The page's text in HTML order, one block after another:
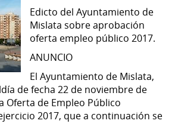
Edicto del Ayuntamiento de
Mislata sobre aprobación
oferta empleo público 2017.
ANUNCIO
El Ayuntamiento de Mislata,
de fecha 22 de noviembre de
Oferta de Empleo Público
2017, que a continuación se